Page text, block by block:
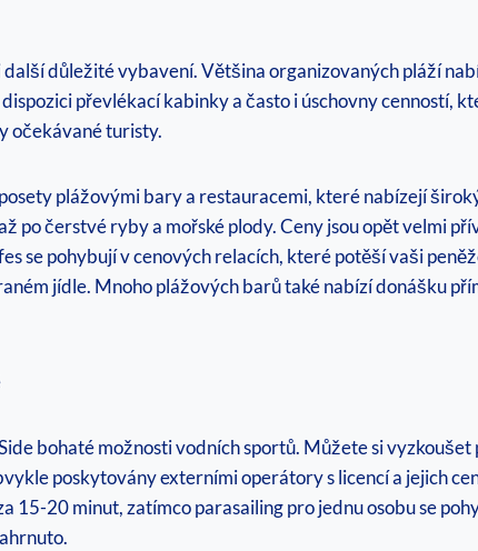
důležité vybavení. Většina organizovaných pláží
převlékací kabinky a často i úschovny cenností,
očekávané turisty.
plážovými bary a restauracemi, které nabízejí
po čerstvé ryby a mořské plody. Ceny jsou opět velmi
se pohybují v cenových relacích, které potěší vaši
jídle. Mnoho plážových barů také nabízí donášku
bohaté možnosti vodních sportů. Můžete si
poskytovány externími operátory s licencí a jejich
15-20 minut, zatímco parasailing pro jednu osobu se